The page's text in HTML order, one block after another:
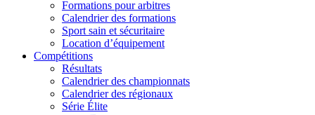
Formations pour arbitres
Calendrier des formations
Sport sain et sécuritaire
Location d’équipement
Compétitions
Résultats
Calendrier des championnats
Calendrier des régionaux
Série Élite